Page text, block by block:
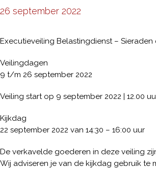
26 september 2022
Executieveiling Belastingdienst –
Veilingdagen
9 t/m 26 september 2022
Veiling start op 9 september 2022 | 12.00
Kijkdag
22 september 2022 van 14:30 – 16:00 uur
De verkavelde goederen in deze veiling
Wij adviseren je van de kijkdag gebruik te